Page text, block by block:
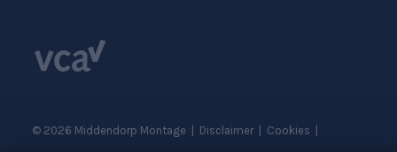
© 2026 Middendorp Montage | Disclaimer | Cookies |